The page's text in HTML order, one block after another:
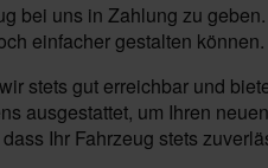
bei uns in Zahlung zu
einfacher gestalten können.
stets gut erreichbar und
ausgestattet, um Ihren
Ihr Fahrzeug stets